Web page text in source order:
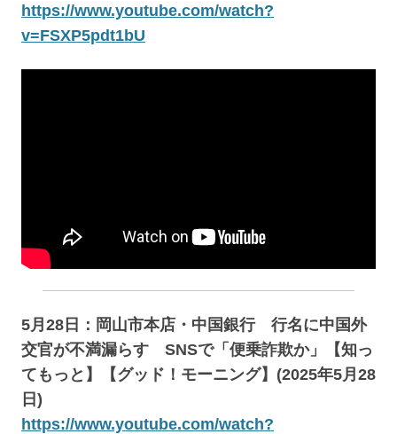
https://www.youtube.com/watch?
v=FSXP5pdt1bU
5月28日：岡山市本店・中国銀行 行名に中国外
交官が不満漏らす SNSで「便乗詐欺か」【知っ
てもっと】【グッド！モーニング】(2025年5月28
日)
https://www.youtube.com/watch?